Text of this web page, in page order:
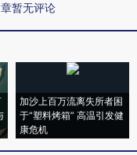
暂无评论
加沙上百万流离失所者困
于“塑料烤箱” 高温引发健
康危机